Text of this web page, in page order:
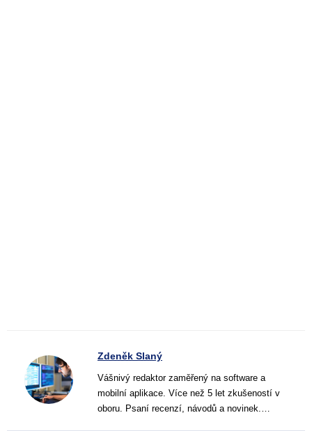
Zdeněk Slaný
Vášnivý redaktor zaměřený na software a
mobilní aplikace. Více než 5 let zkušeností v
oboru. Psaní recenzí, návodů a novinek.